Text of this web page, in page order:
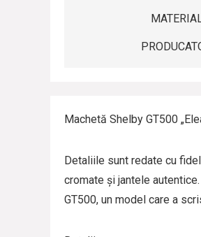
Machetă Shelby GT500
Detaliile sunt redate cu
cromate și jantele
GT500, un model care a